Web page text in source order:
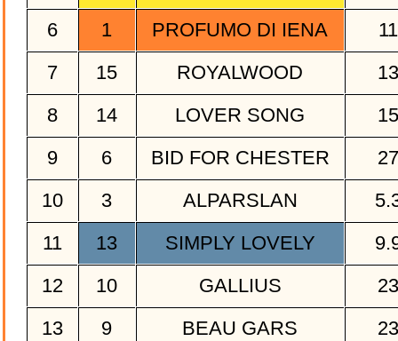
6
1 PROFUMO DI IENA
7
15 ROYALWOOD
8
14 LOVER SONG
9
6 BID FOR CHESTER
10
3 ALPARSLAN
11
13 SIMPLY LOVELY
12
10 GALLIUS
13
9 BEAU GARS